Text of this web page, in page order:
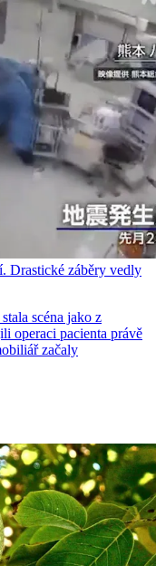
Drastické záběry vedly
scéna jako z
operaci pacienta právě
začaly